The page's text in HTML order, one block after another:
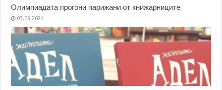
Олимпиадата прогони парижани от книжарниците
03.09.2024